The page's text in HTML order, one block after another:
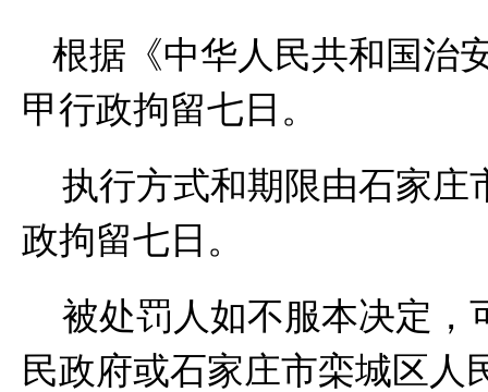
根据《中华人民共和国治
甲行政拘留七日。
执行方式和期限由石家庄
政拘留七日。
被处罚人如不服本决定，
民政府或石家庄市栾城区人